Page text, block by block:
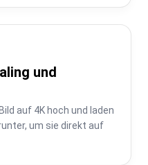
und
auf 4K hoch und laden
um sie direkt auf